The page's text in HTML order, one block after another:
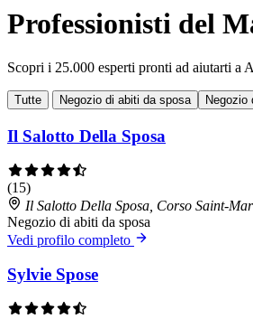
Professionisti del
Scopri i 25.000 esperti pronti ad aiutarti a
Tutte Negozio di abiti da sposa Negozio
Il Salotto Della Sposa
(15)
Il Salotto Della Sposa, Corso Saint-
Negozio di abiti da sposa
Vedi profilo completo
Sylvie Spose